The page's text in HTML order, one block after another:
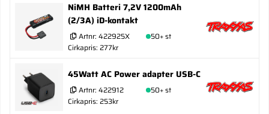
NiMH Batteri 7,2V 1200mAh
(2/3A) iD-kontakt
Artnr: 422925X
50+ st
Cirkapris: 277kr
45Watt AC Power adapter USB-C
Artnr: 422912
50+ st
Cirkapris: 253kr